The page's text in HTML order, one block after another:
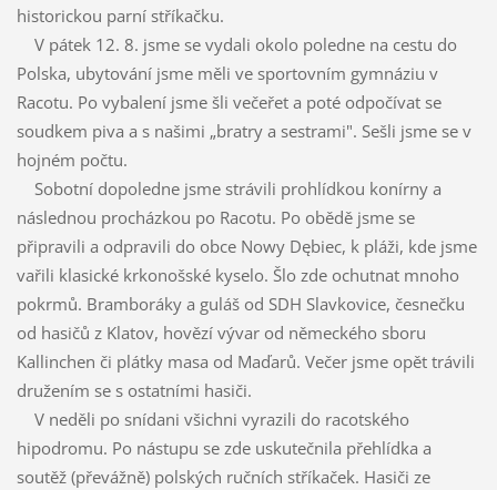
historickou parní stříkačku.
V pátek 12. 8. jsme se vydali okolo poledne na cestu do
Polska, ubytování jsme měli ve sportovním gymnáziu v
Racotu. Po vybalení jsme šli večeřet a poté odpočívat se
soudkem piva a s našimi „bratry a sestrami". Sešli jsme se v
hojném počtu.
Sobotní dopoledne jsme strávili prohlídkou konírny a
následnou procházkou po Racotu. Po obědě jsme se
připravili a odpravili do obce Nowy Dębiec, k pláži, kde jsme
vařili klasické krkonošské kyselo. Šlo zde ochutnat mnoho
pokrmů. Bramboráky a guláš od SDH Slavkovice, česnečku
od hasičů z Klatov, hovězí vývar od německého sboru
Kallinchen či plátky masa od Maďarů. Večer jsme opět trávili
družením se s ostatními hasiči.
V neděli po snídani všichni vyrazili do racotského
hipodromu. Po nástupu se zde uskutečnila přehlídka a
soutěž (převážně) polských ručních stříkaček. Hasiči ze